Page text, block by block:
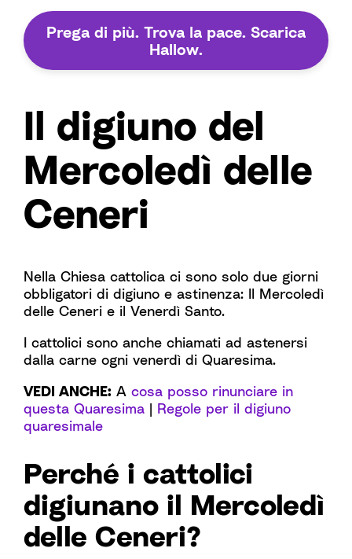
Prega di più. Trova la pace. Scarica
Hallow.
Il digiuno del
Mercoledì delle
Ceneri
Nella Chiesa cattolica ci sono solo due giorni
obbligatori di digiuno e astinenza: Il Mercoledì
delle Ceneri e il Venerdì Santo.
I cattolici sono anche chiamati ad astenersi
dalla carne ogni venerdì di Quaresima.
VEDI ANCHE: A cosa posso rinunciare in
questa Quaresima | Regole per il digiuno
quaresimale
Perché i cattolici
digiunano il Mercoledì
delle Ceneri?